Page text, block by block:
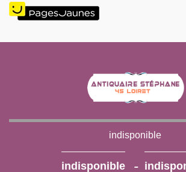
indisponible
indisponible -